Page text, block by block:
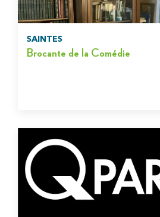
SAINTES
Brocante de la Comédie